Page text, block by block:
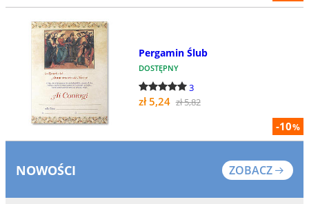
-10%
Pergamin Ślub
DOSTĘPNY
3
zł 5,24 zł 5,82
NOWOŚCI ZOBACZ